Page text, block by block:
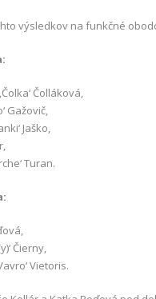
výsledkov na funkčné
Čolláková,
Gažovič,
Jaško,
Turan.
Čierny,
Vietoris.